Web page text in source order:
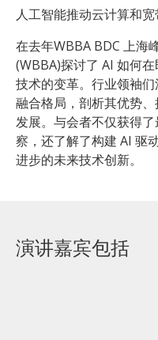
人工智能推动云计算和
在去年WBBA BDC 上海
(WBBA)探讨了 AI 如何
技术的变革。行业领袖
融合格局，剖析其优势
发展。与会者不仅获得
察，还了解了构建 AI 驱
进步的未来技术创新。
演讲嘉宾包括